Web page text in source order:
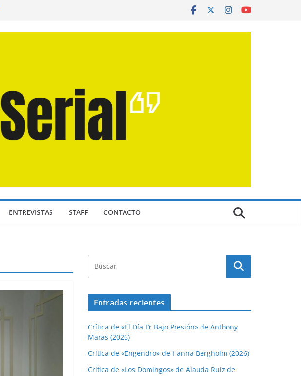
ENTREVISTAS STAFF CONTACTO
Entradas recientes
Crítica de «El Día D: Bajo Presión» de Anthony
Maras (2026)
Crítica de «Engendro» de Hanna Bergholm (2026)
Crítica de «Los Domingos» de Alauda Ruiz de